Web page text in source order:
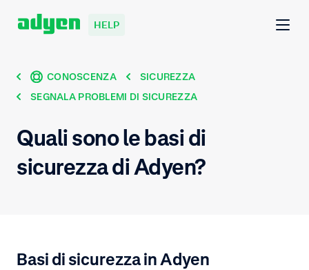
HELP
CONOSCENZA
SICUREZZA
SEGNALA PROBLEMI DI SICUREZZA
Quali sono le basi di
sicurezza di Adyen?
Basi di sicurezza in Adyen